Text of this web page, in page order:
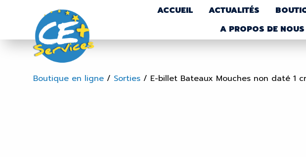
ACCUEIL ACTUALITÉS
A PROPOS DE NOUS
Boutique en ligne / Sorties / E-billet Bateaux Mouches non daté 1